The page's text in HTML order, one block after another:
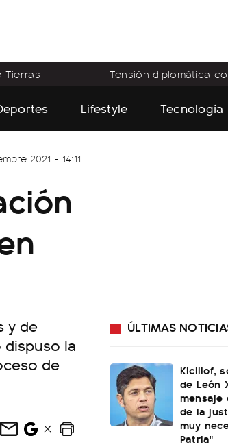
Tierras Tensión diplomática
Lifestyle Tecnología
2021 - 14:11
y de
dispuso la
de
ÚLTIMAS
Kicillof,
de León
mensaje
de la
muy
Patria"